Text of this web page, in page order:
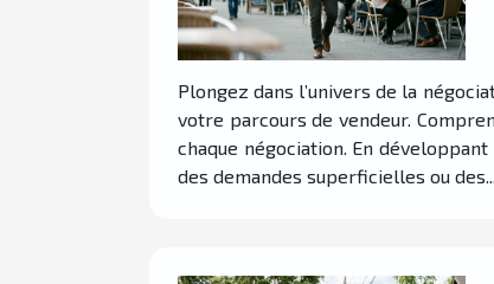
Plongez dans l’univers de la
votre parcours de vendeur.
chaque négociation. En
des demandes superficielles ou des...